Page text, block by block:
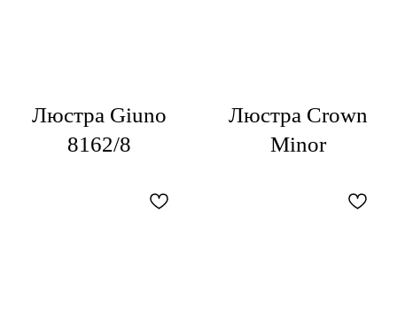
Люстра Giuno
8162/8
Люстра Crown
Minor